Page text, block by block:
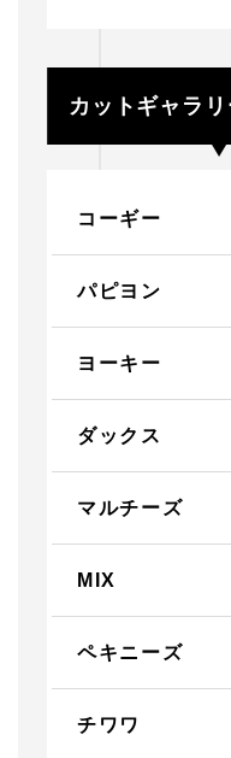
カットギャラ
コーギー
パピヨン
ヨーキー
ダックス
マルチーズ
MIX
ペキニーズ
チワワ